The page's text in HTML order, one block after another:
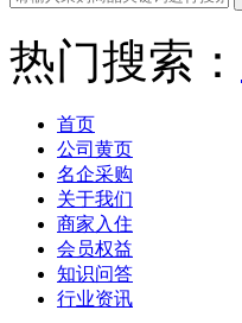
热门搜索：
首页
公司黄页
名企采购
关于我们
商家入住
会员权益
知识问答
行业资讯